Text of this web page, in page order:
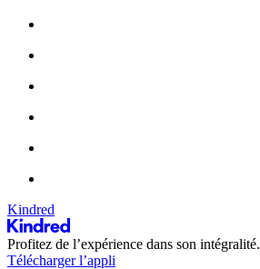
Kindred
Profitez de l’expérience dans son intégralité.
Télécharger l’appli